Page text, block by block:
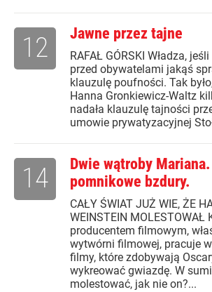
Jawne przez tajne
RAFAŁ GÓRSKI Władza,
przed obywatelami jakąś
klauzulę poufności. Tak
Hanna Gronkiewicz-Waltz
nadała klauzulę tajności
umowie prywatyzacyjnej
12
Dwie wątroby
pomnikowe bzdury.
CAŁY ŚWIAT JUŻ WIE, ŻE
WEINSTEIN MOLESTOWAŁ
producentem filmowym,
wytwórni filmowej, pracuje
filmy, które zdobywają
wykreować gwiazdę. W
molestować, jak nie on?...
14